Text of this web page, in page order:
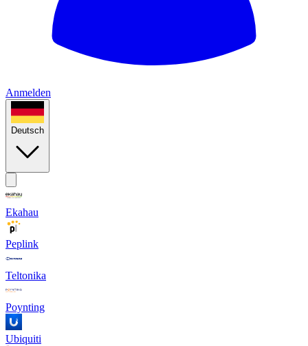
Anmelden
Deutsch
Ekahau
Peplink
Teltonika
Poynting
Ubiquiti